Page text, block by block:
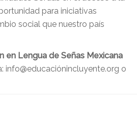
para iniciativas
social que nuestro país
en Lengua de Señas Mexicana
info@educaciónincluyente.org o